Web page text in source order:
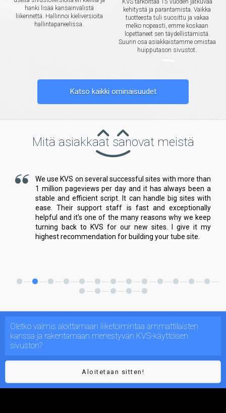
hanki lisää kansainvälistä
liikennettä. Hallinnoi kieliversioita
hallintapaneelissa.
KVS tarkoittaa 15 vuoden jatkuvaa
kehitystä ja parantamista. Vaikka
tuotteesta tuli suosittu ja vakaa
melko nopeasti, emme koskaan
lopettaneet sen täydellistämistä.
Suurin osa asiakkaistamme omistaa
huipputason sivustot.
Katso kaikki ominaisuudet
Mitä asiakkaat sanovat meistä
We use KVS on several successful sites with more than
1 million pageviews per day and it has always been a
stable and efficient script. It can handle big sites with
ease. Their support staff is fast and exceptionally
helpful and it's one of the many reasons why we keep
turning back to KVS for our new sites. I give it my
highest recommendation for building your tube site.
Oletko valmis aloittamaan liiketoimintaa ammattilaisten
kanssa ja rakentamaan menestyvän KVS-käyttöisen
sivuston?
Aloitetaan sitten!